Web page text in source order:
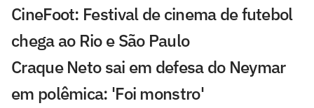
CineFoot: Festival de cinema de futebol
chega ao Rio e São Paulo
Craque Neto sai em defesa do Neymar
em polêmica: 'Foi monstro'